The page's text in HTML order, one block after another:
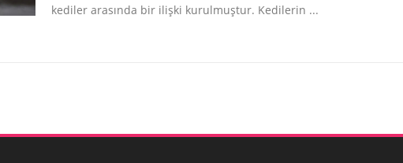
kediler arasında bir ilişki kurulmuştur. Kedilerin ...